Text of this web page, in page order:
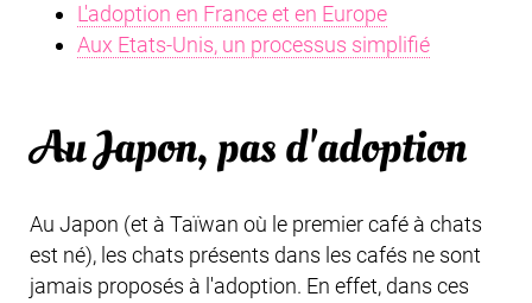
L'adoption en France et en Europe
Aux Etats-Unis, un processus simplifié
Au Japon, pas d'adoption
Au Japon (et à Taïwan où le premier café à chats
est né), les chats présents dans les cafés ne sont
jamais proposés à l'adoption. En effet, dans ces